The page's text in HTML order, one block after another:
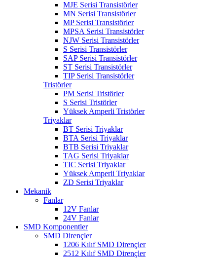
MJE Serisi Transistörler
MN Serisi Transistörler
MP Serisi Transistörler
MPSA Serisi Transistörler
NJW Serisi Transistörler
S Serisi Transistörler
SAP Serisi Transistörler
ST Serisi Transistörler
TIP Serisi Transistörler
Tristörler
PM Serisi Tristörler
S Serisi Tristörler
Yüksek Amperli Tristörler
Triyaklar
BT Serisi Triyaklar
BTA Serisi Triyaklar
BTB Serisi Triyaklar
TAG Serisi Triyaklar
TIC Serisi Triyaklar
Yüksek Amperli Triyaklar
ZD Serisi Triyaklar
Mekanik
Fanlar
12V Fanlar
24V Fanlar
SMD Komponentler
SMD Dirençler
1206 Kılıf SMD Dirençler
2512 Kılıf SMD Dirençler